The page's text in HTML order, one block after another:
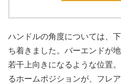
ハンドルの角度については、
ち着きました。バーエンドが
若干上向きになるような位置
るホームポジションが、フレ